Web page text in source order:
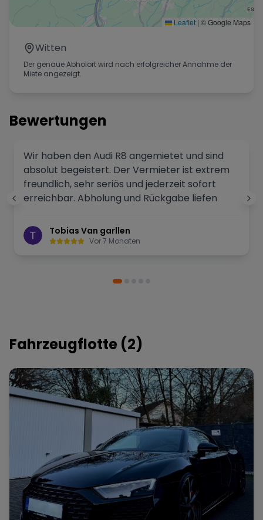
Leaflet | © Google Maps
Witten
Der genaue Abholort wird nach erfolgreicher Annahme der
Miete angezeigt.
Bewertungen
Wir haben den Audi R8 angemietet und sind
absolut begeistert. Der Vermieter ist extrem
freundlich, sehr seriös und jederzeit sofort
erreichbar. Abholung und Rückgabe liefen
war in einem top Zustand und es gab wirklich
keinerlei Probleme. Ein rundum professioneller
Tobias Van garllen
Vor 7 Monaten
Fahrzeugflotte (2)